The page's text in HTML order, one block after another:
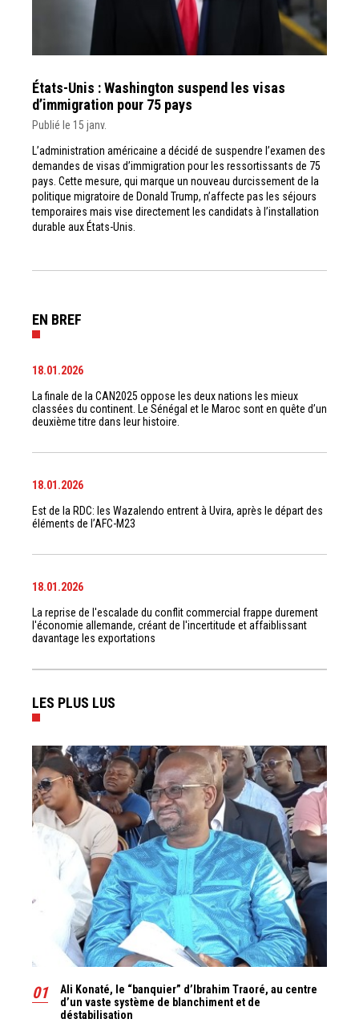
États-Unis : Washington suspend les visas
d’immigration pour 75 pays
Publié le 15 janv.
L’administration américaine a décidé de suspendre l’examen des
demandes de visas d’immigration pour les ressortissants de 75
pays. Cette mesure, qui marque un nouveau durcissement de la
politique migratoire de Donald Trump, n’affecte pas les séjours
temporaires mais vise directement les candidats à l’installation
durable aux États-Unis.
EN BREF
18.01.2026
La finale de la CAN2025 oppose les deux nations les mieux
classées du continent. Le Sénégal et le Maroc sont en quête d’un
deuxième titre dans leur histoire.
18.01.2026
Est de la RDC: les Wazalendo entrent à Uvira, après le départ des
éléments de l’AFC-M23
18.01.2026
La reprise de l'escalade du conflit commercial frappe durement
l'économie allemande, créant de l'incertitude et affaiblissant
davantage les exportations
LES PLUS LUS
01
Ali Konaté, le “banquier” d’Ibrahim Traoré, au centre
d’un vaste système de blanchiment et de
déstabilisation